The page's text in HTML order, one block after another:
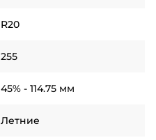
R20
255
45% - 114.75 мм
Летние